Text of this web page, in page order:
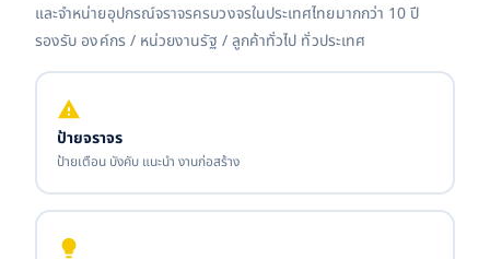
และจำหน่ายอุปกรณ์จราจรครบวงจรในประเทศไทยมากกว่า 10 ปี
รองรับ องค์กร / หน่วยงานรัฐ / ลูกค้าทั่วไป ทั่วประเทศ
ป้ายจราจร
ป้ายเตือน บังคับ แนะนำ งานก่อสร้าง